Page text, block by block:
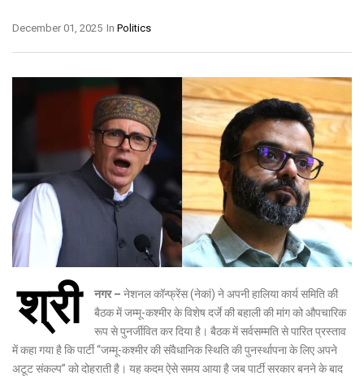
In Politics
December 01, 2025
श्री नगर – नेशनल कॉन्फ्रेंस (नेकां) ने अपनी हालिया कार्य समिति की
बैठक में जम्मू-कश्मीर के विशेष दर्जे की बहाली की मांग को औपचारिक
रूप से पुनर्जीवित कर दिया है। बैठक में सर्वसम्मति से पारित प्रस्ताव
में कहा गया है कि पार्टी “जम्मू-कश्मीर की संवैधानिक स्थिति की पुनर्स्थापना के लिए अपने
अटूट संकल्प” को दोहराती है। यह कदम ऐसे समय आया है जब पार्टी सरकार बनने के बाद